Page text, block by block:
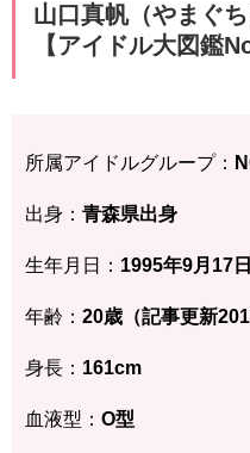
山口真帆（やまぐ
【アイドル大図鑑
所属アイドルグループ：
出身： 青森県出身
生年月日： 1995年9月17 日
年齢： 20歳（記事更新
身長： 161cm
血液型： O型